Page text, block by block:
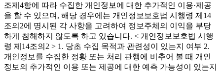
조제4항에 따라 수집한 개인정보에 대한 추가적인 이용·제공
을 할 수 있으며, 해당 경우에는 개인정보보호법 시행령 제14
조의2에 명시된 각 사항을 고려하여 정보주체의 이익을 부당
하게 침해하지 않도록 하고 있습니다. < 개인정보보호법 시행
령 제14조의2 > 1. 당초 수집 목적과 관련성이 있는지 여부 2.
개인정보를 수집한 정황 또는 처리 관행에 비추어 볼 때 개인
정보의 추가적인 이용 또는 제공에 대한 예측 가능성이 있는지